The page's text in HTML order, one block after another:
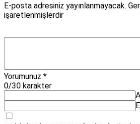
E-posta adresiniz yayınlanmayacak.
işaretlenmişlerdir
Yorumunuz *
0/30 karakter